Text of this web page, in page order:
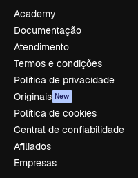
Academy
Documentação
Atendimento
Termos e condições
Política de privacidade
Originais New
Política de cookies
Central de confiabilidade
Afiliados
Empresas